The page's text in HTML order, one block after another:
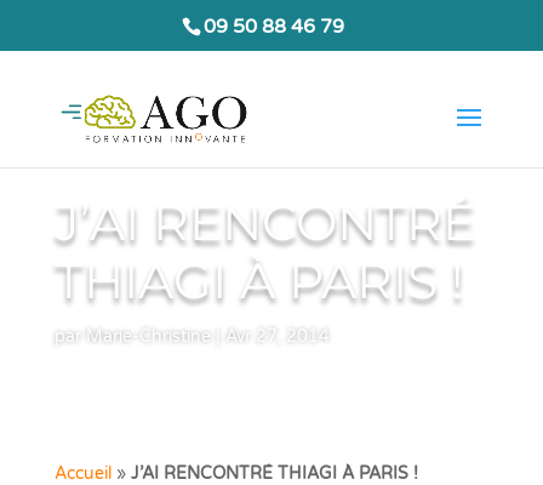
09 50 88 46 79
J’AI RENCONTRÉ
THIAGI À PARIS !
par Marie-Christine Avr 27, 2014
Accueil» J’AI RENCONTRÉ THIAGI À PARIS !